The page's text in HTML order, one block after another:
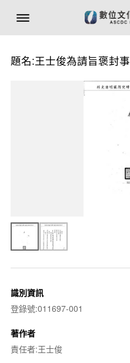
題名:王士俊為請旨褒封事
識別資訊
登錄號:011697-001
著作者
責任者:王士俊